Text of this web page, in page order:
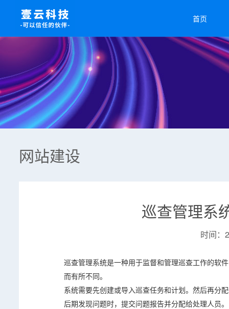
首页
网站建设
巡查管理系
时间：
巡查管理系统是一种用于监督和管理巡查工作的软
而有所不同。
系统需要先创建或导入巡查任务和计划。然后再分
后期发现问题时，提交问题报告并分配给处理人员